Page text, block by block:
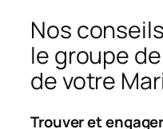
Nos
le groupe
de votre
Trouver et